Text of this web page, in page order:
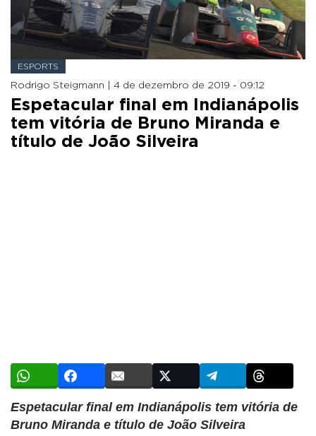
ESPORTS
Rodrigo Steigmann | 4 de dezembro de 2019 - 09:12
Espetacular final em Indianápolis
tem vitória de Bruno Miranda e
título de João Silveira
Espetacular final em Indianápolis tem vitória de
Bruno Miranda e título de João Silveira